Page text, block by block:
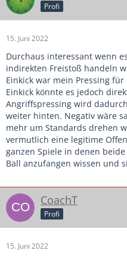
Profi
15. Juni 2022
Durchaus interessant wenn
indirekten Freistoß handeln
Einkick war mein Pressing
Einkick könnte es jedoch
Angriffspressing wird
weiter hinten. Negativ wäre
mehr um Standards drehen
vermutlich eine legitime
ganzen Spiele in denen
Ball anzufangen wissen und
CoachT
Profi
15. Juni 2022